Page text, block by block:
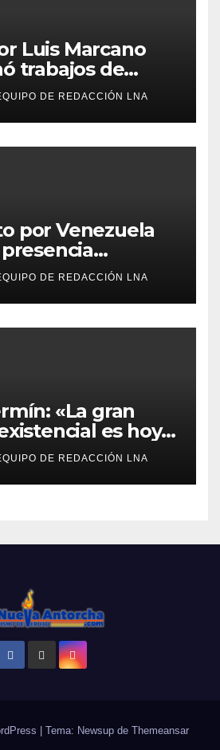
Luis Marcano
trabajos de
en al Av.
DE REDACCIÓN LNA
por Venezuela
en La Ponderosa
de
DE REDACCIÓN LNA
«La gran
es hoy
la soberanía»
DE REDACCIÓN LNA
Tema: Newsup de Themeansar